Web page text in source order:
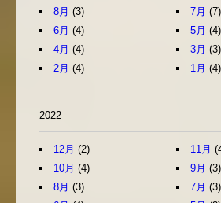
8月 (3) 7月 (7)
6月 (4) 5月 (4)
4月 (4) 3月 (3)
2月 (4) 1月 (4)
2022
12月 (2) 11月
10月 (4) 9月 (3)
8月 (3) 7月 (3)